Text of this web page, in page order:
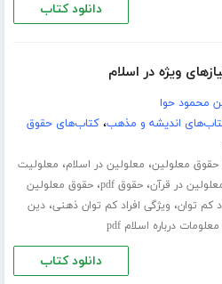
دانلود کتاب
ویژه در اسلام
محمود حوا
اندیشه و مذهب،کتاب‌های حقوق
حقوق معلولین، معلولین در اسلام، معلولیت
در قرآن،حقوق pdf ،حقوق معلولین
کم توان، ویژگی افراد کم توان ذهنی،دین
معلومات درباره اسلام pdf
دانلود کتاب